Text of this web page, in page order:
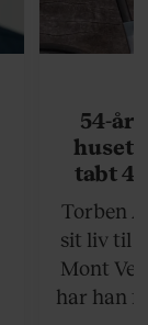
54-
huset
tabt
Torben
sit liv til
Mont
har han